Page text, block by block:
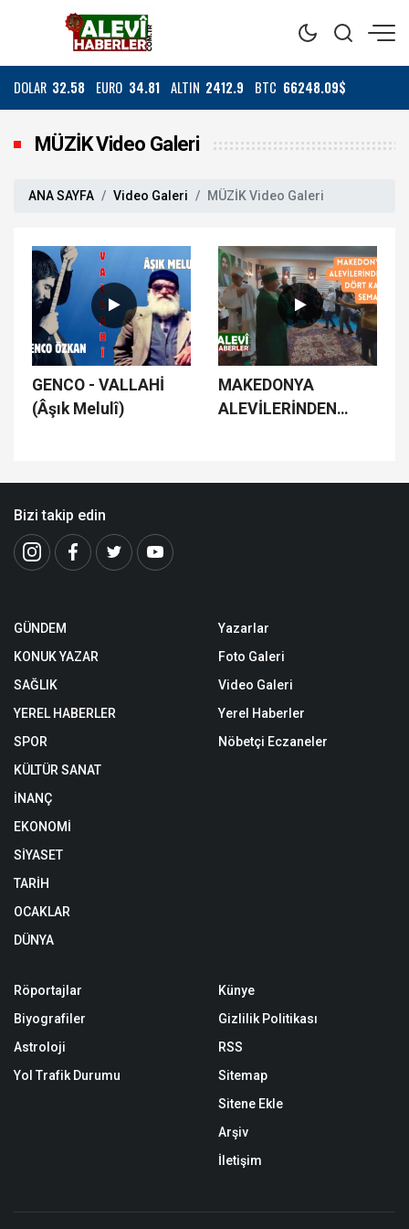
DOLAR 32.58 EURO 34.81 ALTIN 2412.9 BTC 66248.09$
MÜZİK Video Galeri
ANA SAYFA Video Galeri MÜZİK Video Galeri
GENCO - VALLAHİ
(Âşık Melulî)
MAKEDONYA
ALEVİLERİNDEN
Bizi takip edin
GÜNDEM
KONUK YAZAR
SAĞLIK
YEREL HABERLER
SPOR
KÜLTÜR SANAT
İNANÇ
EKONOMİ
SİYASET
TARİH
OCAKLAR
DÜNYA
Yazarlar
Foto Galeri
Video Galeri
Yerel Haberler
Nöbetçi Eczaneler
Röportajlar
Biyografiler
Astroloji
Yol Trafik Durumu
Künye
Gizlilik Politikası
RSS
Sitemap
Sitene Ekle
Arşiv
İletişim